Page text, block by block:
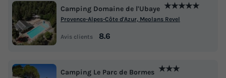
Camping Domaine de l'Ubaye ★★★★★
Provence-Alpes-Côte d'Azur, Meolans Revel
Avis clients 8.6
Camping Le Parc de Bormes ★★★